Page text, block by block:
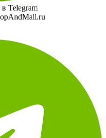
Telegram